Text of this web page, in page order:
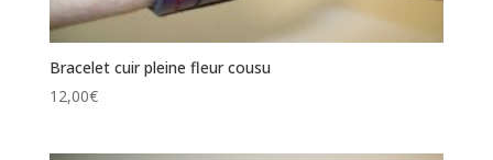
Bracelet cuir pleine fleur cousu
12,00€